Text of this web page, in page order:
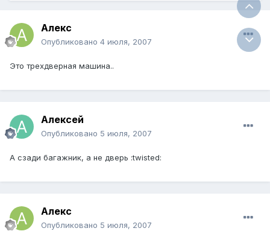
Алекс
Опубликовано 4 июля, 2007
Это трехдверная машина..
Алексей
Опубликовано 5 июля, 2007
A сзади багажник, а не дверь :twisted:
Алекс
Опубликовано 5 июля, 2007